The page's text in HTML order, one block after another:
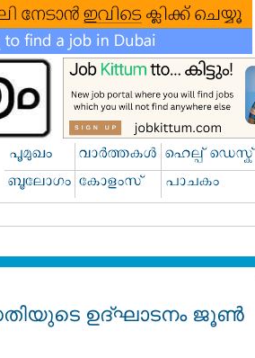
ഉദ്ഘാടനം ജൂൺ